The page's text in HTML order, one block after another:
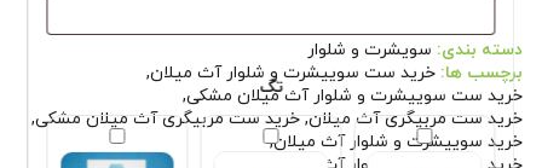
تگ
دسته بندی: سویشرت و شلوار
برچسب ها: خرید ست سوییشرت و شلوار آث میلان,
خرید ست سوییشرت و شلوار آث میلان مشکی,
خرید ست مربیگری آث میلان,خرید ست مربیگری آث میلان مشکی,
خرید سوییشرت و شلوار آث میلان,